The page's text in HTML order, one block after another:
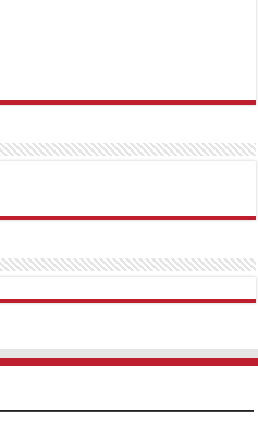
TipobetMatadorbetMariobet